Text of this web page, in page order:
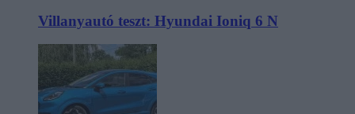
Villanyautó teszt: Hyundai Ioniq 6 N